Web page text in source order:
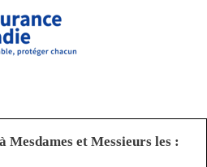
à Mesdames et Messieurs les :